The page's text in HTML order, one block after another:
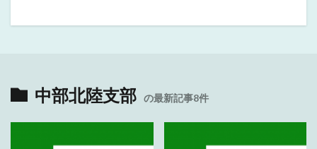
中部北陸支部 の最新記事8件